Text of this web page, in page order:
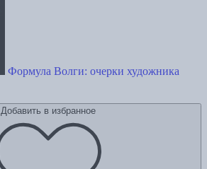
Формула Волги: очерки художника
Добавить в избранное